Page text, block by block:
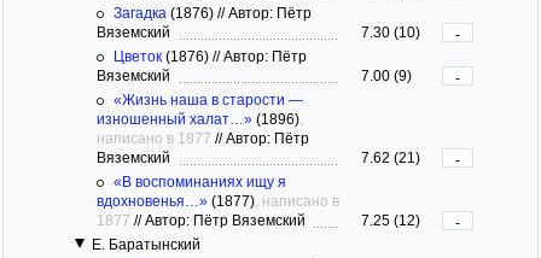
Загадка (1876) //Автор: Пётр
Вяземский
7.30 (10)
-
Цветок (1876) //Автор: Пётр
Вяземский
7.00 (9)
-
«Жизнь наша в старости —
изношенный халат…» (1896)
написано в 1877 //Автор: Пётр
Вяземский
7.62 (21)
-
«В воспоминаниях ищу я
вдохновенья…» (1877) , написано в
1877 //Автор: Пётр Вяземский 7.25 (12)
-
Е. Баратынский